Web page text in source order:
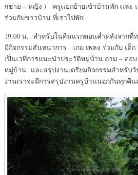
กชาย – หญิง ) ครูเเยกย้ายเข้าบ้านพัก เเละ
ร่วมกับชาวบ้าน ที่เราไปพัก
19.00 น. สำหรับในคืนแรกตอนค่ำหลังจากที่
มีกิจกรรมสันทนาการ เกม เพลง ร่วมกับ เด็
เป็นเวทีการแนะนำประวัติหมู่บ้าน ถาม – ตอ
หมู่บ้าน และสรุปงานเตรียมกิจกรรมสำหรับ
งานเราจะมีการสรุปงานครูบ้านนอกกันทุกคืน